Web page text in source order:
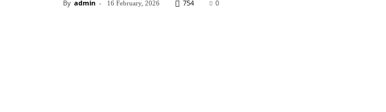
By admin - 16 February, 2026 754 0